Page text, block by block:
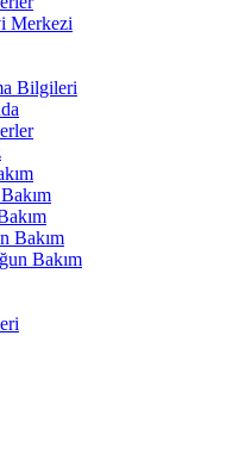
Merkezi
Bilgileri
Bakım
Bakım